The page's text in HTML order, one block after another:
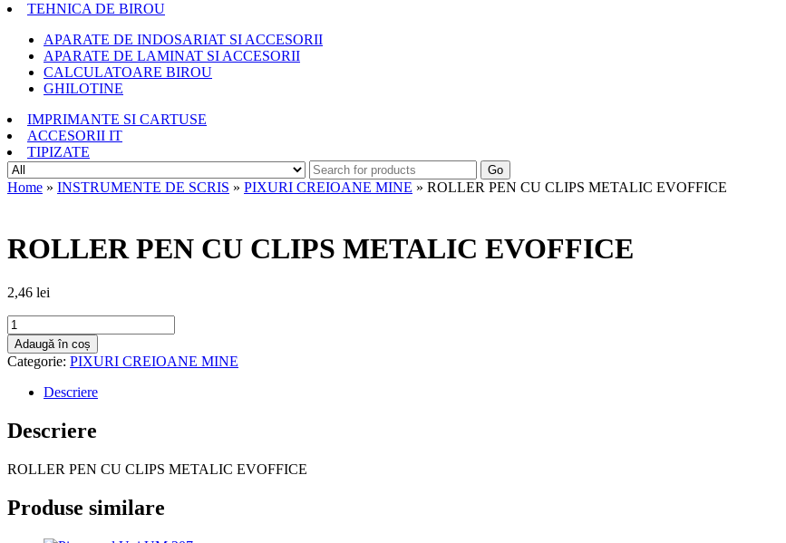
TEHNICA DE BIROU
APARATE DE INDOSARIAT SI ACCESORII
APARATE DE LAMINAT SI ACCESORII
CALCULATOARE BIROU
GHILOTINE
IMPRIMANTE SI CARTUSE
ACCESORII IT
TIPIZATE
Go
Home » INSTRUMENTE DE SCRIS » PIXURI CREIOANE MINE » ROLLER PEN CU CLIPS METALIC EVOFFICE
ROLLER PEN CU CLIPS METALIC EVOFFICE
2,46 lei
Cantitate
ROLLER
PEN
CU
CLIPS
METALIC
EVOFFICE
Adaugă în coș
Categorie: PIXURI CREIOANE MINE
Descriere
Descriere
ROLLER PEN CU CLIPS METALIC EVOFFICE
Produse similare